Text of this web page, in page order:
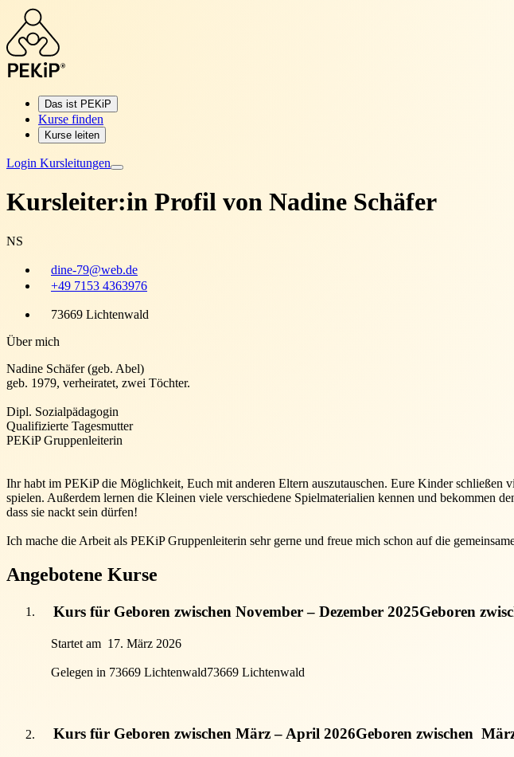
Das ist PEKiP
Kurse finden
Kurse leiten
Login Kursleitungen
Kursleiter:in Profil von Nadine Schäfer
NS
dine-79@web.de
+49 7153 4363976
73669 Lichtenwald
Über mich
Nadine Schäfer (geb. Abel)
geb. 1979, verheiratet, zwei Töchter.
Dipl. Sozialpädagogin
Qualifizierte Tagesmutter
PEKiP Gruppenleiterin
Ihr habt im PEKiP die Möglichkeit, Euch mit anderen Eltern auszutauschen. Eure Kinder schließen
spielen. Außerdem lernen die Kleinen viele verschiedene Spielmaterialien kennen und bekommen
dass sie nackt sein dürfen!
Ich mache die Arbeit als PEKiP Gruppenleiterin sehr gerne und freue mich schon auf die
Angebotene Kurse
Kurs für Geboren zwischen November – Dezember 2025Geboren
Startet am 17. März 2026
Gelegen in 73669 Lichtenwald73669 Lichtenwald
Kurs für Geboren zwischen März – April 2026Geboren zwischen